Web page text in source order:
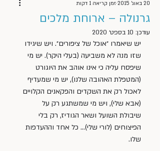
גרנולה – ארוחת מלכים
20 באוג׳ 2015 זמן קריאה 1 דקות
עודכן: 10 בספט׳ 2020
יש שיאמרו ״אוכל של ציפורים״. ויש שיגידו
שזו מנה לא משביעה (בעלי היקר). יש מי
שיפסח עליה כי אינו אוהב את היוגורט
(המטפלת האהובה שלנו), יש מי שמעדיף
לאכול רק את השקדים והפקאנים הקלויים
(אבא שלי), ויש מי שמשתגע רק על
שיבולת השועל ושאר הגודיז, רק בלי
הפיצוחים (לורי שלי)… כל אחד וההעדפות
שלו.